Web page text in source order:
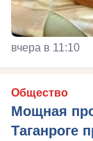
вчера в 11:10
Общество
Мощная
Таганроге